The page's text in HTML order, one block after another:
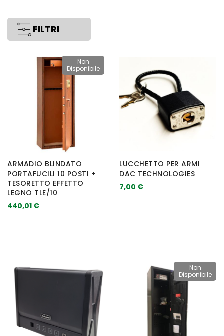
FILTRI
Non
Disponibile
ARMADIO BLINDATO
PORTAFUCILI 10 POSTI +
TESORETTO EFFETTO
LEGNO TLE/10
440,01 €
LUCCHETTO PER ARMI
DAC TECHNOLOGIES
7,00 €
Non
Disponibile